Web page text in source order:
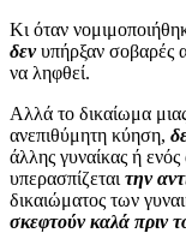
Κι όταν
δενυπήρξαν σοβαρές
να ληφθεί.
Αλλά το δικαίωμα
ανεπιθύμητη κύηση,
άλλης γυναίκας ή
υπερασπίζεται την
δικαιώματος των
σκεφτούν καλά πριν